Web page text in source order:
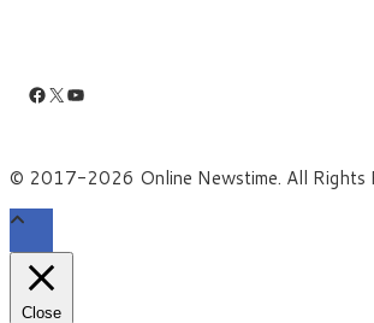
Facebook
X YouTube
© 2017-2026 Online Newstime. All Rights
Close